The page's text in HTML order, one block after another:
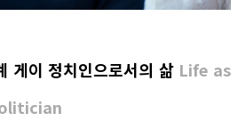
게이 정치인으로서의 삶 Life as